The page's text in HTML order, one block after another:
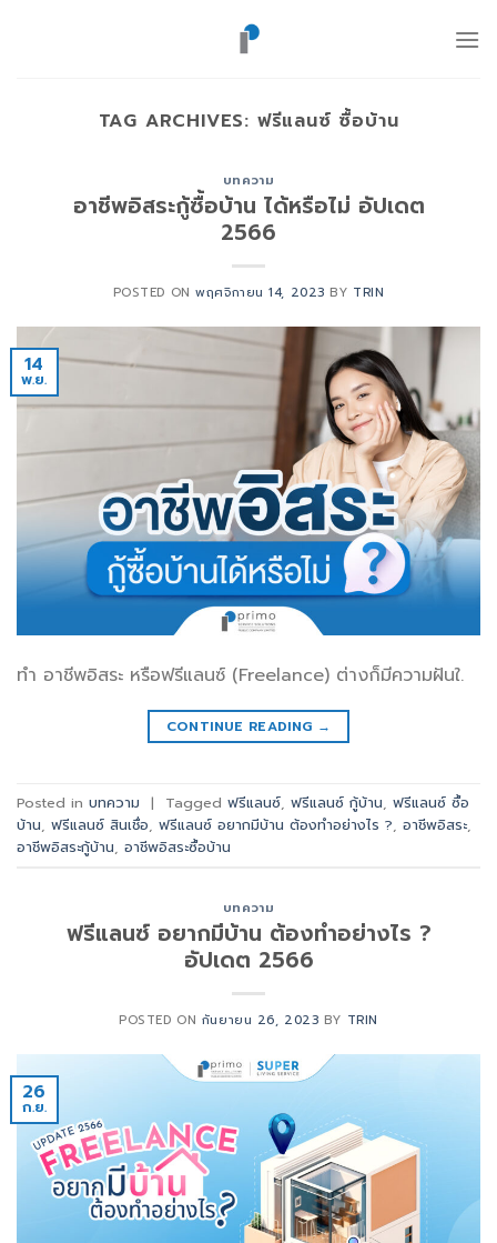
TAG ARCHIVES: ฟรีแลนซ์ ซื้อบ้าน
บทความ
อาชีพอิสระกู้ซื้อบ้าน ได้หรือไม่ อัปเดต
2566
POSTED ONพฤศจิกายน 14, 2023 BY TRIN
14
พ.ย.
ทำ อาชีพอิสระ หรือฟรีแลนซ์ (Freelance) ต่างก็มีความฝันใ.
CONTINUE READING →
Posted in บทความ | Tagged ฟรีแลนซ์ ฟรีแลนซ์ กู้บ้าน ฟรีแลนซ์ ซื้อ
บ้าน ฟรีแลนซ์ สินเชื่อ ฟรีแลนซ์ อยากมีบ้าน ต้องทำอย่างไร ? อาชีพอิสระ
อาชีพอิสระกู้บ้าน อาชีพอิสระซื้อบ้าน
บทความ
ฟรีแลนซ์ อยากมีบ้าน ต้องทำอย่างไร ?
อัปเดต 2566
POSTED ON กันยายน 26, 2023 BY TRIN
26
ก.ย.